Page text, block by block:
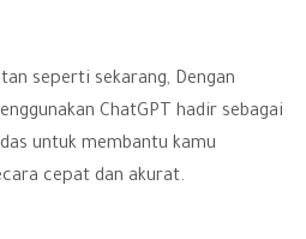
seperti sekarang, Dengan
ChatGPT hadir sebagai
untuk membantu kamu
cepat dan akurat.